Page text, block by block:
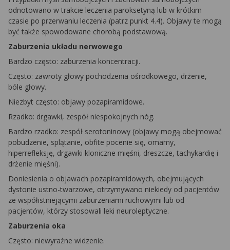
odnotowano w trakcie leczenia paroksetyną lub w krótkim
czasie po przerwaniu leczenia (patrz punkt 4.4). Objawy te mogą
być także spowodowane chorobą podstawową.
Zaburzenia układu nerwowego
Bardzo często: zaburzenia koncentracji.
Często: zawroty głowy pochodzenia ośrodkowego, drżenie,
bóle głowy.
Niezbyt często: objawy pozapiramidowe.
Rzadko: drgawki, zespół niespokojnych nóg.
Bardzo rzadko: zespół serotoninowy (objawy mogą obejmować
pobudzenie, splątanie, obfite pocenie się, omamy,
hiperrefleksję, drgawki kloniczne mięśni, dreszcze, tachykardię i
drżenie mięśni).
Doniesienia o objawach pozapiramidowych, obejmujących
dystonie ustno-twarzowe, otrzymywano niekiedy od pacjentów
ze współistniejącymi zaburzeniami ruchowymi lub od
pacjentów, którzy stosowali leki neuroleptyczne.
Zaburzenia oka
Często: niewyraźne widzenie.